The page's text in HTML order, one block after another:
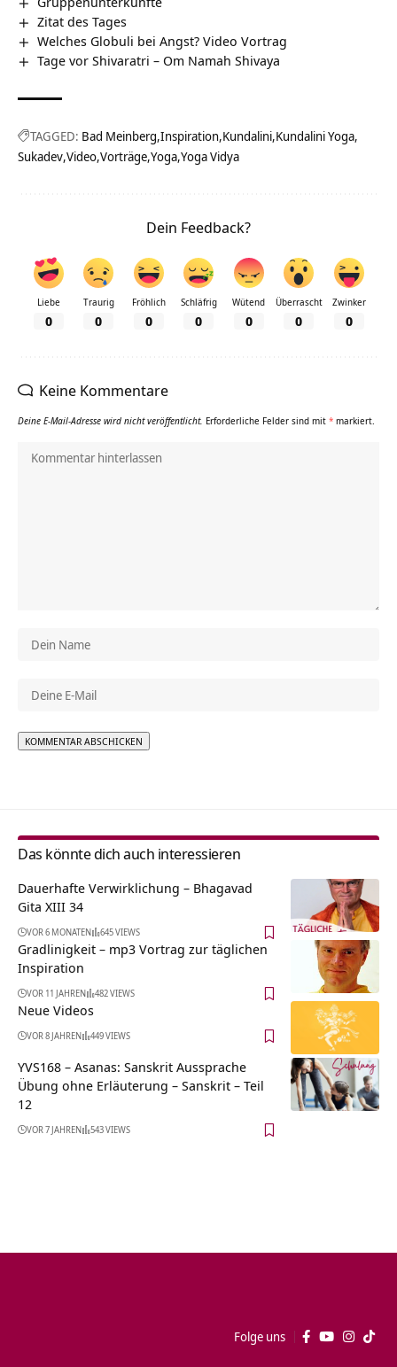
Zitat des Tages
Welches Globuli bei Angst? Video Vortrag
Tage vor Shivaratri – Om Namah Shivaya
TAGGED: Bad Meinberg Inspiration Kundalini Kundalini Yoga
Sukadev Video Vorträge Yoga Yoga Vidya
Dein Feedback?
Liebe
0
Traurig
0
Fröhlich
0
Schläfrig
0
Wütend
0
Überrascht
0
Zwinker
0
Keine Kommentare
Deine E-Mail-Adresse wird nicht veröffentlicht. Erforderliche Felder sind mit * markiert.
Das könnte dich auch interessieren
Dauerhafte Verwirklichung – Bhagavad
Gita XIII 34
VOR 6 MONATEN 645 VIEWS
Gradlinigkeit – mp3 Vortrag zur täglichen
Inspiration
VOR 11 JAHREN 482 VIEWS
Neue Videos
VOR 8 JAHREN 449 VIEWS
YVS168 – Asanas: Sanskrit Aussprache
Übung ohne Erläuterung – Sanskrit – Teil
12
VOR 7 JAHREN 543 VIEWS
Folge uns